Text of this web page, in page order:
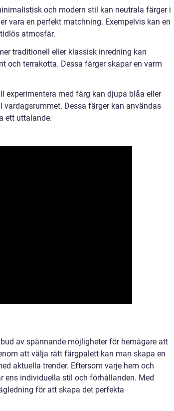
och modern stil kan neutrala färger i
vara en perfekt matchning. Exempelvis kan en
atmosfär.
traditionell eller klassisk inredning kan
och terrakotta. Dessa färger skapar en varm
experimentera med färg kan djupa blåa eller
vardagsrummet. Dessa färger kan användas
ett uttalande.
av spännande möjligheter för hemägare att
att välja rätt färgpalett kan man skapa en
aktuella trender. Eftersom varje hem och
ens individuella stil och förhållanden. Med
för att skapa det perfekta